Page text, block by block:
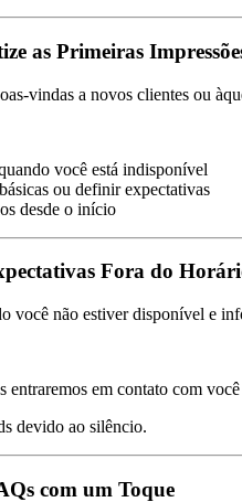
as Primeiras
vindas a novos clientes ou
você está indisponível
ou definir expectativas
desde o início
Fora do
você não estiver disponível e
em contato com
devido ao silêncio.
com um Toque